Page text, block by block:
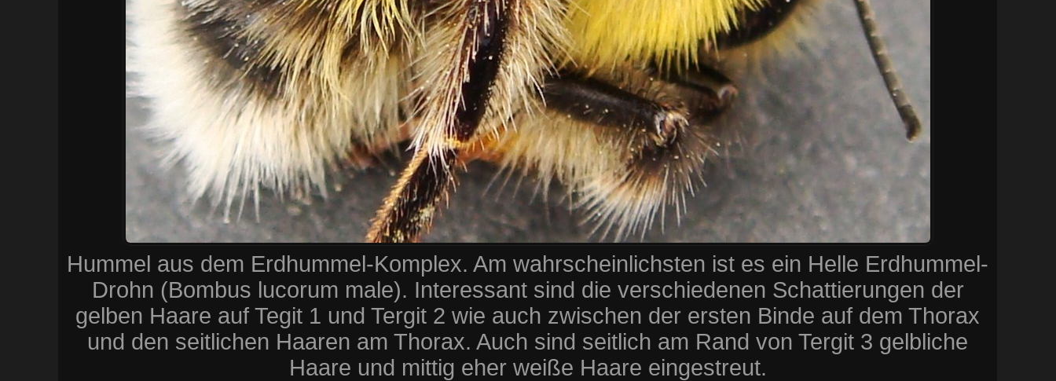
Hummel aus dem Erdhummel-Komplex. Am wahrscheinlichsten ist es ein Helle Erdhummel-
Drohn (Bombus lucorum male). Interessant sind die verschiedenen Schattierungen der
gelben Haare auf Tegit 1 und Tergit 2 wie auch zwischen der ersten Binde auf dem Thorax
und den seitlichen Haaren am Thorax. Auch sind seitlich am Rand von Tergit 3 gelbliche
Haare und mittig eher weiße Haare eingestreut.